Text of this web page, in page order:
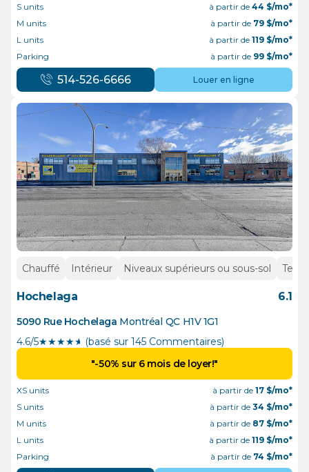
S units
à partir de 44 $/mo*
M units
à partir de 79 $/mo*
L units
à partir de 119 $/mo*
Parking
à partir de 99 $/mo*
514-526-6666 Louer en ligne
Chauffé Intérieur Niveaux supérieurs ou sous-sol
Hochelaga 6.1
5090 Rue Hochelaga Montréal QC H1V 1G1
4.6/5★★★★½ (basé sur 145 Commentaires)
"-50% sur 6 mois de loyer!"
XS units à partir de 17 $/mo*
S units
à partir de 34 $/mo*
M units
à partir de 87 $/mo*
L units
à partir de 119 $/mo*
Parking
à partir de 74 $/mo*